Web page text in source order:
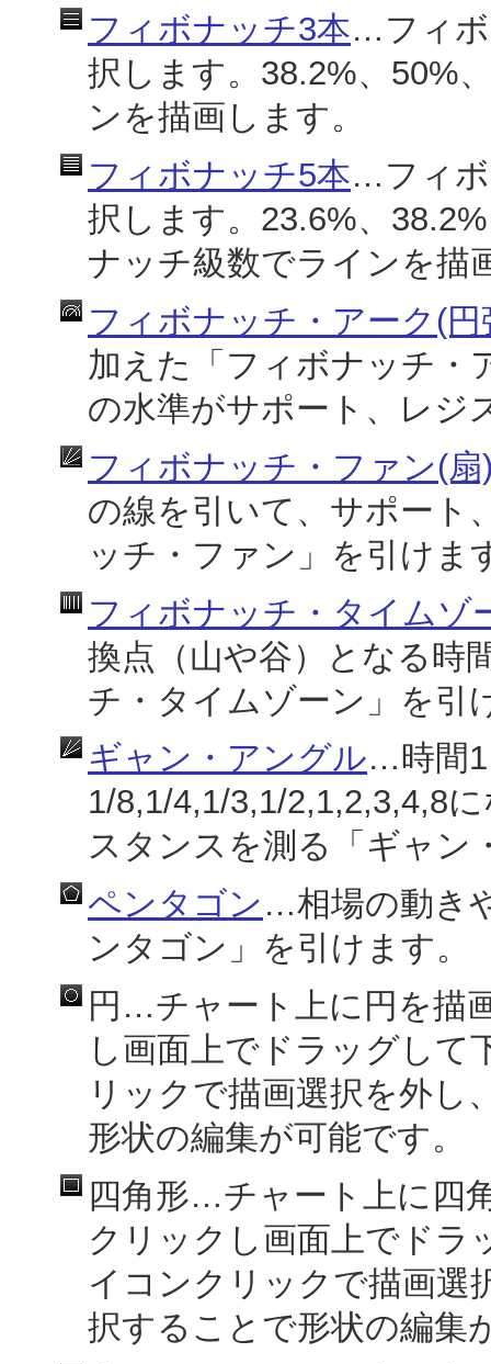
フィボナッチ3本…フィボ
択します。38.2%、50%
ンを描画します。
フィボナッチ5本…フィボ
択します。23.6%、
ナッチ級数でラインを描
フィボナッチ・アーク(円
加えた「フィボナッチ・
の水準がサポート、レジ
フィボナッチ・ファン(扇
の線を引いて、サポート
ッチ・ファン」を引けま
フィボナッチ・タイムゾ
換点（山や谷）となる時
チ・タイムゾーン」を引
ギャン・アングル…時間
1/8,1/4,1/3,1/2,1,2,3,4,8
スタンスを測る「ギャン
ペンタゴン …相場の動き
ンタゴン」を引けます。
円…チャート上に円を描
し画面上でドラッグして
リックで描画選択を外し
形状の編集が可能です。
四角形…チャート上に四
クリックし画面上でドラ
イコンクリックで描画選
択することで形状の編集